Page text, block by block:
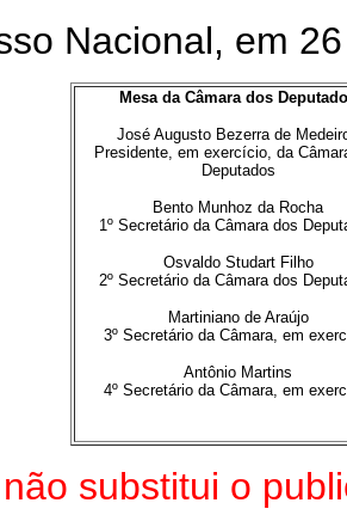
Nacional, em
Mesa da Câmara dos
José Augusto Bezerra de
Presidente, em exercício, da
Deputados
Bento Munhoz da Rocha
1º Secretário da Câmara dos
Osvaldo Studart Filho
2º Secretário da Câmara dos
Martiniano de Araújo
3º Secretário da Câmara, em
Antônio Martins
4º Secretário da Câmara, em
substitui o